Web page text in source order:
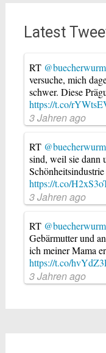
Latest
RT
versuche, mich
schwer. Diese
https://t.co/
3 Jahren ago
RT
sind, weil sie dann
https://t.co/
3 Jahren ago
RT
Gebärmutter und
ich meiner Mama
https://t.co/
3 Jahren ago